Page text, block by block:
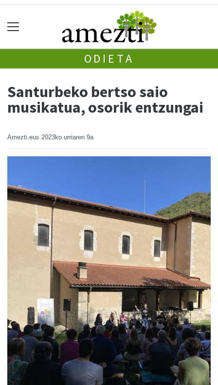
ODIETA
Santurbeko bertso saio
musikatua, osorik entzungai
Amezti.eus 2023ko urriaren 9a